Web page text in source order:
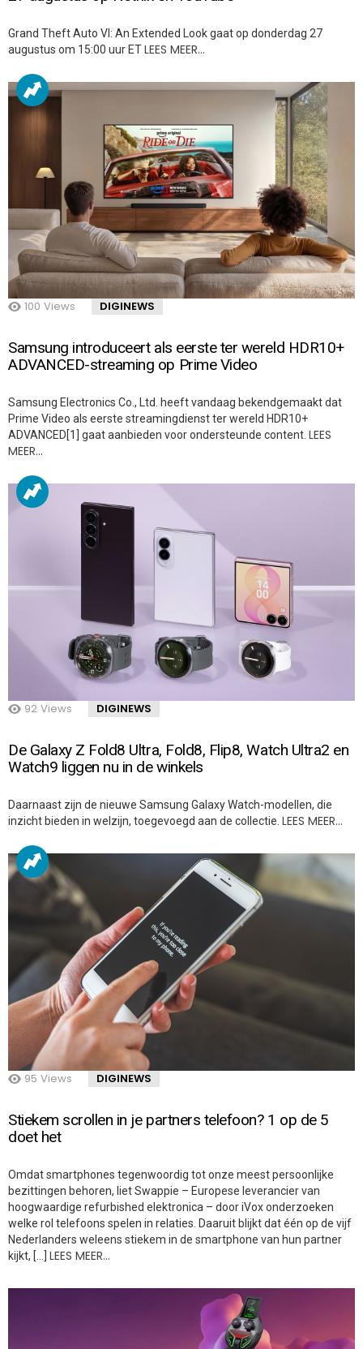
Grand Theft Auto VI: An Extended Look gaat op donderdag 27
augustus om 15:00 uur ETLEES MEER…
100 Views DIGINEWS
Samsung introduceert als eerste ter wereld HDR10+
ADVANCED-streaming op Prime Video
Samsung Electronics Co., Ltd. heeft vandaag bekendgemaakt dat
Prime Video als eerste streamingdienst ter wereld HDR10+
ADVANCED[1] gaat aanbieden voor ondersteunde content. LEES
MEER…
92 Views DIGINEWS
De Galaxy Z Fold8 Ultra, Fold8, Flip8, Watch Ultra2 en
Watch9 liggen nu in de winkels
Daarnaast zijn de nieuwe Samsung Galaxy Watch-modellen, die
inzicht bieden in welzijn, toegevoegd aan de collectie. LEES MEER…
95 Views DIGINEWS
Stiekem scrollen in je partners telefoon? 1 op de 5
doet het
Omdat smartphones tegenwoordig tot onze meest persoonlijke
bezittingen behoren, liet Swappie – Europese leverancier van
hoogwaardige refurbished elektronica – door iVox onderzoeken
welke rol telefoons spelen in relaties. Daaruit blijkt dat één op de vijf
Nederlanders weleens stiekem in de smartphone van hun partner
kijkt, […] LEES MEER…